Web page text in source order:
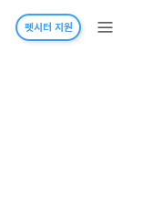
펫시터 지원